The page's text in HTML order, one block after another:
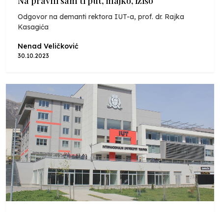
Odgovor na demanti rektora IUT-a, prof. dr. Rajka
Kasagića
Nenad Veličković
30.10.2023